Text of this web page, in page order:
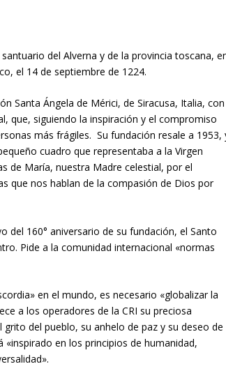
del Alverna y de la provincia toscana,
el 14 de septiembre de 1224.
Santa Ángela de Mérici, de Siracusa, Italia, con
que, siguiendo la inspiración y el compromiso
más frágiles. Su fundación resale a 1953,
cuadro que representaba a la Virgen
de María, nuestra Madre celestial, por el
que nos hablan de la compasión de Dios por
del 160° aniversario de su fundación, el Santo
Pide a la comunidad internacional «normas
en el mundo, es necesario «globalizar la
a los operadores de la CRI su preciosa
del pueblo, su anhelo de paz y su deseo de
en los principios de humanidad,